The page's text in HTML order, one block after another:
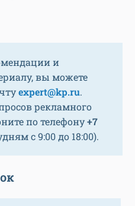
и
вы можете
expert@kp.ru.
рекламного
по телефону+7
с 9:00 до 18:00).